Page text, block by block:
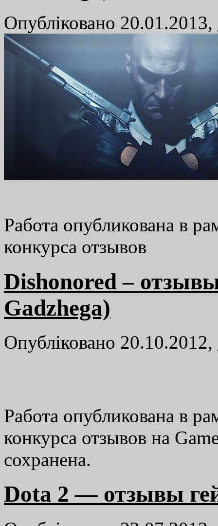
Опубліковано 20.01.2013,
Работа опубликована в
конкурса отзывов
Dishonored –
Gadzhega)
Опубліковано 20.10.2012,
Работа опубликована в
конкурса отзывов на
сохранена.
Dota 2 — отзывы